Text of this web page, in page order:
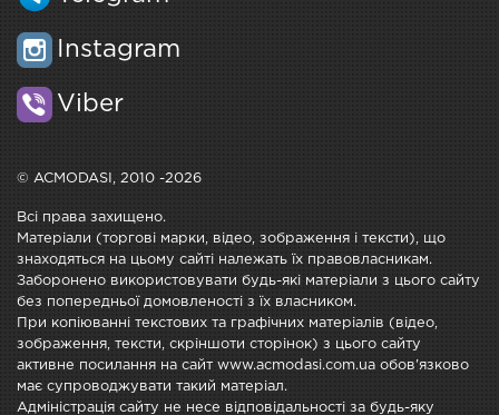
Instagram
Viber
© ACMODASI, 2010 -2026
Всі права захищено.
Матеріали (торгові марки, відео, зображення і тексти), що
знаходяться на цьому сайті належать їх правовласникам.
Заборонено використовувати будь-які матеріали з цього сайту
без попередньої домовленості з їх власником.
При копіюванні текстових та графічних матеріалів (відео,
зображення, тексти, скріншоти сторінок) з цього сайту
активне посилання на сайт www.acmodasi.com.ua обов'язково
має супроводжувати такий матеріал.
Адміністрація сайту не несе відповідальності за будь-яку